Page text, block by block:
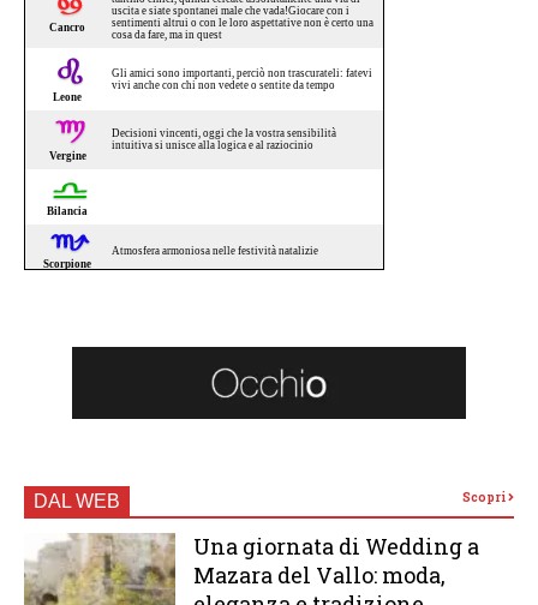
DAL WEB Scopri
Una giornata di Wedding a
Mazara del Vallo: moda,